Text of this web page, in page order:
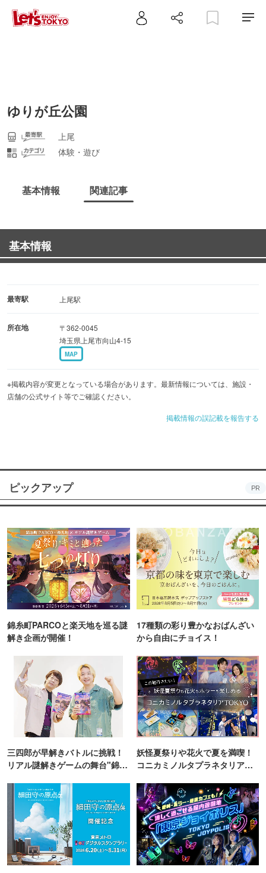
ゆりが丘公園
上尾
体験・遊び
基本情報 関連記事
基本情報
最寄駅 上尾駅
所在地
〒362-0045
埼玉県上尾市向山4-15
MAP
※掲載内容が変更となっている場合があります。最新情報については、施設・
店舗の公式サイト等でご確認ください。
掲載情報の誤記載を報告する
ピックアップ PR
錦糸町PARCOと楽天地を巡る謎
解き企画が開催！
17種類の彩り豊かなおばんざい
から自由にチョイス！
三四郎が早解きバトルに挑戦！
リアル謎解きゲームの舞台"錦糸
妖怪夏祭りや花火で夏を満喫！
コニカミノルタプラネタリア